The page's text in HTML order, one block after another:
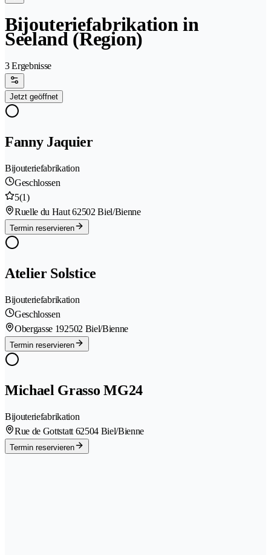
Bijouteriefabrikation in
Seeland (Region)
3 Ergebnisse
Jetzt geöffnet
Fanny Jaquier
Bijouteriefabrikation
Geschlossen
5(1)
Ruelle du Haut 62502 Biel/Bienne
Termin reservieren
Atelier Solstice
Bijouteriefabrikation
Geschlossen
Obergasse 192502 Biel/Bienne
Termin reservieren
Michael Grasso MG24
Bijouteriefabrikation
Rue de Gottstatt 62504 Biel/Bienne
Termin reservieren